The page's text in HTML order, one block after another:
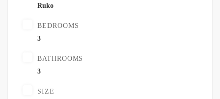
Ruko
BEDROOMS
3
BATHROOMS
3
SIZE